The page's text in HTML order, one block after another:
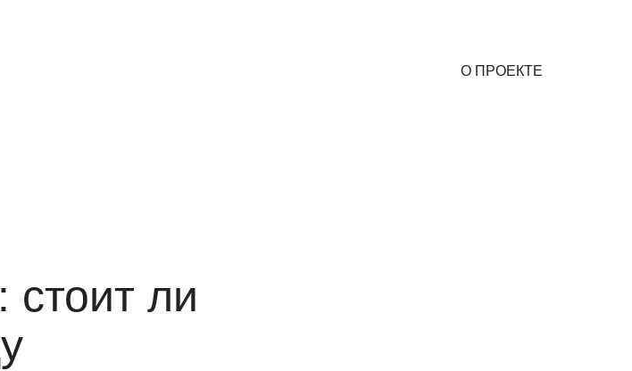
О ПРОЕКТЕ
стоит ли